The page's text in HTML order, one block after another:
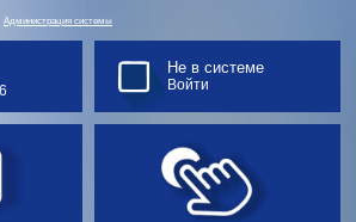
Администрация системы
Не в системе
Войти